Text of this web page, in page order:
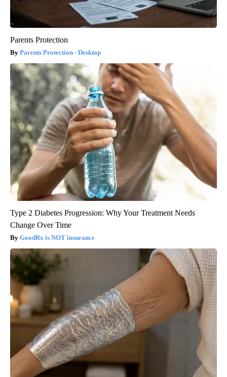
Parents Protection
Parents Protection - Desktop
Type 2 Diabetes Progression: Why Your Treatment Needs
Change Over Time
GoodRx is NOT insurance